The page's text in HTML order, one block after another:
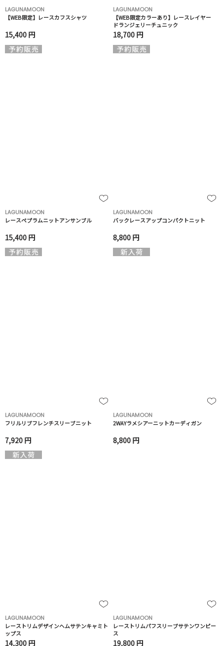
LAGUNAMOON
【WEB限定】レースカフスシャツ
15,400 円
LAGUNAMOON
【WEB限定カラーあり】レースレイヤー
ドランジェリーチュニック
18,700 円
LAGUNAMOON
レースペプラムニットアンサンブル
15,400 円
LAGUNAMOON
バックレースアップコンパクトニット
8,800 円
LAGUNAMOON
フリルリブフレンチスリーブニット
7,920 円
LAGUNAMOON
2WAYラメシアーニットカーディガン
8,800 円
LAGUNAMOON
レーストリムデザインヘムサテンキャミト
ップス
14,300 円
LAGUNAMOON
レーストリムパフスリーブサテンワンピー
ス
19,800 円